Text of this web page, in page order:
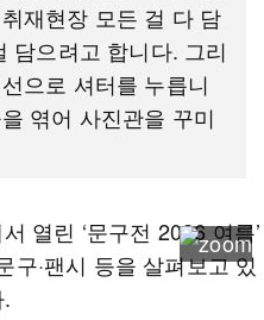
재현장 모든 걸 다 담
담으려고 합니다. 그리
으로 셔터를 누릅니
엮어 사진관을 꾸미